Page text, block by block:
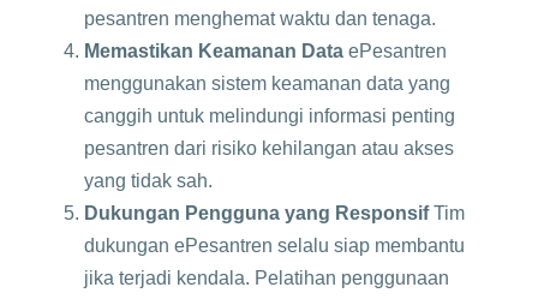
pesantren menghemat waktu dan tenaga.
Memastikan Keamanan Data ePesantren
menggunakan sistem keamanan data yang
canggih untuk melindungi informasi penting
pesantren dari risiko kehilangan atau akses
yang tidak sah.
Dukungan Pengguna yang ResponsifTim
dukungan ePesantren selalu siap membantu
jika terjadi kendala. Pelatihan penggunaan